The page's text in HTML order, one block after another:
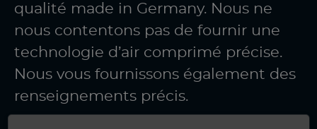
qualité made in Germany. Nous ne
nous contentons pas de fournir une
technologie d’air comprimé précise.
Nous vous fournissons également des
renseignements précis.